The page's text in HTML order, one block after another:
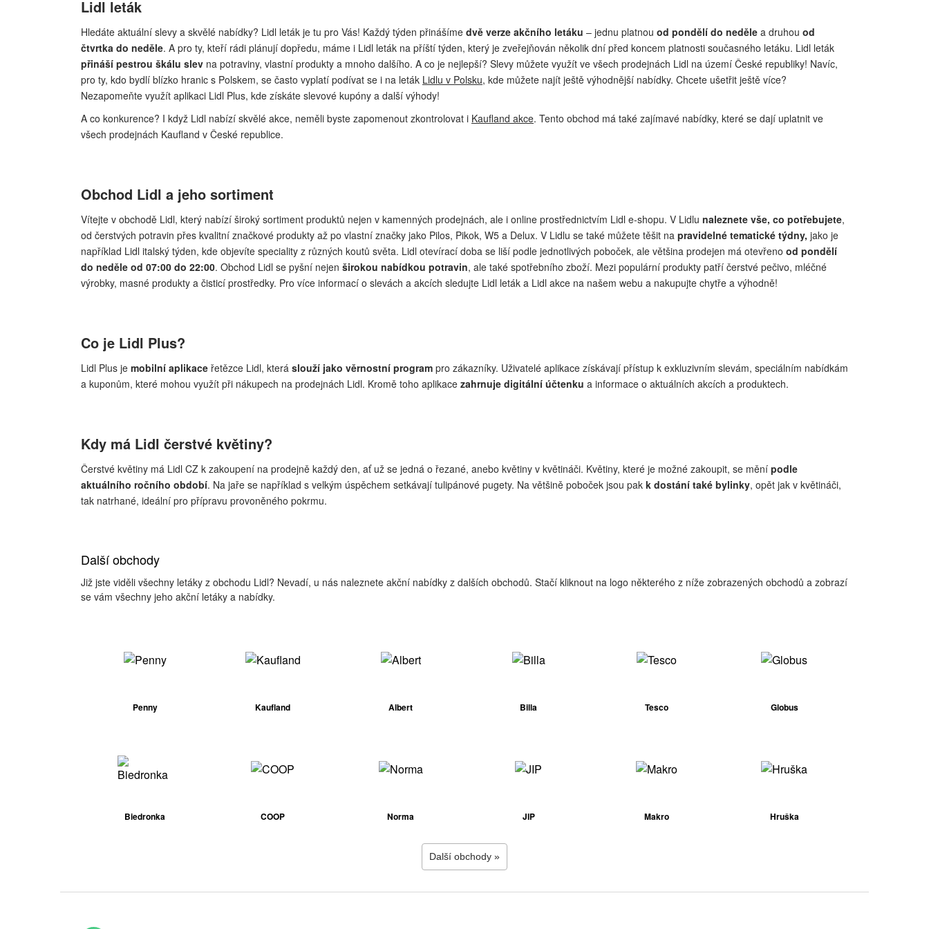
Lidl leták
Hledáte aktuální slevy a skvělé nabídky? Lidl leták je tu pro Vás! Každý týden přinášíme dvě verze akčního letáku – jednu platnou od pondělí do neděle a druhou od
čtvrtka do neděle. A pro ty, kteří rádi plánují dopředu, máme i Lidl leták na příští týden, který je zveřejňován několik dní před koncem platnosti současného letáku. Lidl leták
přináší pestrou škálu slev na potraviny, vlastní produkty a mnoho dalšího. A co je nejlepší? Slevy můžete využít ve všech prodejnách Lidl na území České republiky! Navíc,
pro ty, kdo bydlí blízko hranic s Polskem, se často vyplatí podívat se i na leták Lidlu v Polsku, kde můžete najít ještě výhodnější nabídky. Chcete ušetřit ještě více?
Nezapomeňte využít aplikaci Lidl Plus, kde získáte slevové kupóny a další výhody!
A co konkurence? I když Lidl nabízí skvělé akce, neměli byste zapomenout zkontrolovat i Kaufland akce. Tento obchod má také zajímavé nabídky, které se dají uplatnit ve
všech prodejnách Kaufland v České republice.
Obchod Lidl a jeho sortiment
Vítejte v obchodě Lidl, který nabízí široký sortiment produktů nejen v kamenných prodejnách, ale i online prostřednictvím Lidl e-shopu. V Lidlu naleznete vše, co potřebujete,
od čerstvých potravin přes kvalitní značkové produkty až po vlastní značky jako Pilos, Pikok, W5 a Delux. V Lidlu se také můžete těšit na pravidelné tematické týdny, jako je
například Lidl italský týden, kde objevíte speciality z různých koutů světa. Lidl otevírací doba se liší podle jednotlivých poboček, ale většina prodejen má otevřeno od pondělí
do neděle od 07:00 do 22:00. Obchod Lidl se pyšní nejen širokou nabídkou potravin, ale také spotřebního zboží. Mezi populární produkty patří čerstvé pečivo, mléčné
výrobky, masné produkty a čisticí prostředky. Pro více informací o slevách a akcích sledujte Lidl leták a Lidl akce na našem webu a nakupujte chytře a výhodně!
Co je Lidl Plus?
Lidl Plus je mobilní aplikace řetězce Lidl, která slouží jako věrnostní program pro zákazníky. Uživatelé aplikace získávají přístup k exkluzivním slevám, speciálním nabídkám
a kuponům, které mohou využít při nákupech na prodejnách Lidl. Kromě toho aplikace zahrnuje digitální účtenku a informace o aktuálních akcích a produktech.
Kdy má Lidl čerstvé květiny?
Čerstvé květiny má Lidl CZ k zakoupení na prodejně každý den, ať už se jedná o řezané, anebo květiny v květináči. Květiny, které je možné zakoupit, se mění podle
aktuálního ročního období. Na jaře se například s velkým úspěchem setkávají tulipánové pugety. Na většině poboček jsou pak k dostání také bylinky, opět jak v květináči,
tak natrhané, ideální pro přípravu provoněného pokrmu.
Další obchody
Již jste viděli všechny letáky z obchodu Lidl? Nevadí, u nás naleznete akční nabídky z dalších obchodů. Stačí kliknout na logo některého z níže zobrazených obchodů a zobrazí
se vám všechny jeho akční letáky a nabídky.
Penny Kaufland Albert Billa Tesco Globus
Biedronka COOP Norma JIP Makro Hruška
Další obchody »